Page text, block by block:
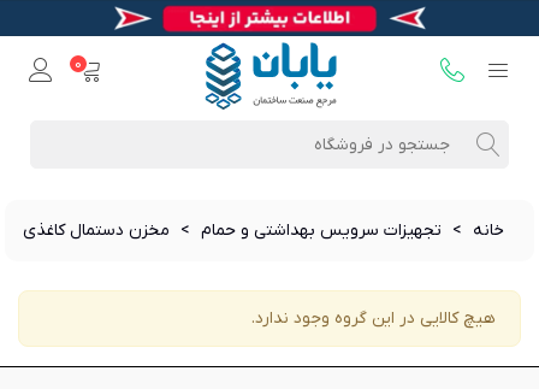
0
خانه > تجهیزات سرویس بهداشتی و حمام > مخزن دستمال کاغذی
هیچ کالایی در این گروه وجود ندارد.